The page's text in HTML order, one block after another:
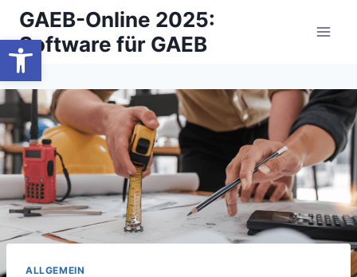
Werkzeugleiste öffnen
Zum
Inhalt
springen
GAEB-Online 2025:
Software für GAEB
ALLGEMEIN